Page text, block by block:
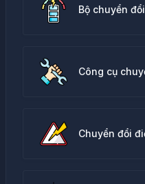
Bộ chuyển
Công cụ
Chuyển đổi